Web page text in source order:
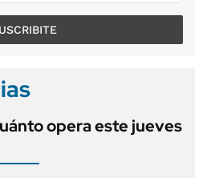
opera este jueves